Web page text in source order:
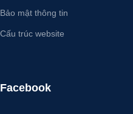
Bảo mật thông tin
Cấu trúc website
Facebook